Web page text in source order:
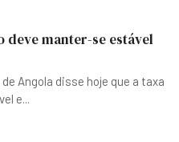
deve manter-se estável
Angola disse hoje que a taxa
e...